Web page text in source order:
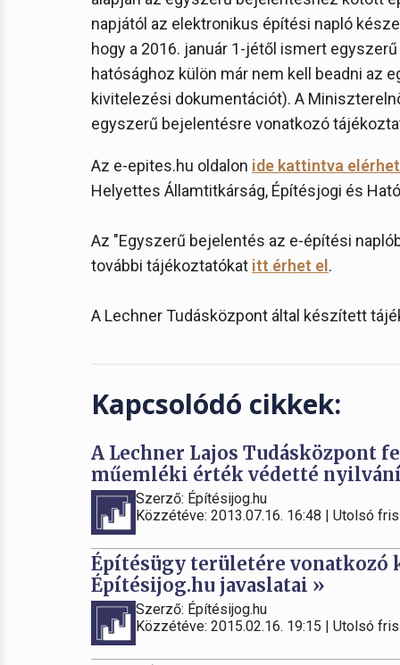
napjától az elektronikus építési napló
hogy a 2016. január 1-jétől ismert
hatósághoz külön már nem kell beadni az
kivitelezési dokumentációt). A
egyszerű bejelentésre vonatkozó
Az e-epites.hu oldalon ide kattintva
Helyettes Államtitkárság, Építésjogi és
Az "Egyszerű bejelentés az e-építési
további tájékoztatókat itt érhet el .
A Lechner Tudásközpont által készített
Kapcsolódó cikkek:
A Lechner Lajos Tudásközpont
műemléki érték védetté
Szerző: Építésijog.hu
Közzétéve: 2013.07.16. 16:48 | Utolsó
Építésügy területére vonatkozó
Építésijog.hu javaslatai »
Szerző: Építésijog.hu
Közzétéve: 2015.02.16. 19:15 | Utolsó